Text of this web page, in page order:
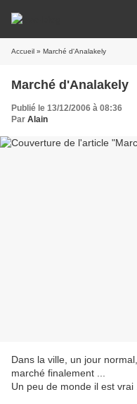
Accueil » Marché d'Analakely
Marché d'Analakely
Publié le 13/12/2006 à 08:36
Par Alain
Dans la ville, un jour
marché finalement ...
Un peu de monde il est vrai